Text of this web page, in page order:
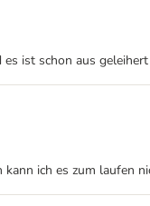
ist schon aus geleihert
ich es zum laufen